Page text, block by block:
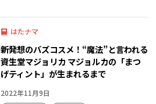
はたナマ
新発想のバズコスメ！“魔法”と言われる
資生堂マジョリカ マジョルカの「まつ
げティント」が生まれるまで
2022年11月9日